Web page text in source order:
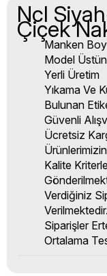
Ncl
Çiçek
Manken
Model
Yerli Üretim
Yıkama Ve
Bulunan
Güvenli
Ücretsiz
Kalite
Verdiğiniz
Siparişler
Ortalama